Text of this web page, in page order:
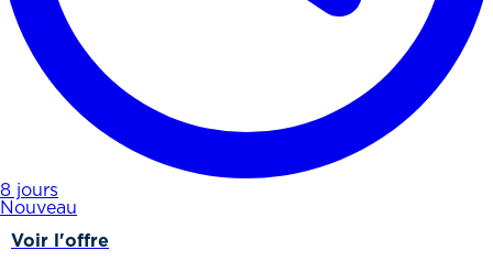
8 jours
Nouveau
Voir l'offre